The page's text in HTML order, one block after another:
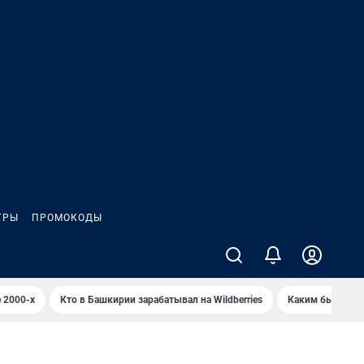
ПРОМОКОДЫ
2000-х Кто в Башкирии зарабатывал на Wildberries Каким было